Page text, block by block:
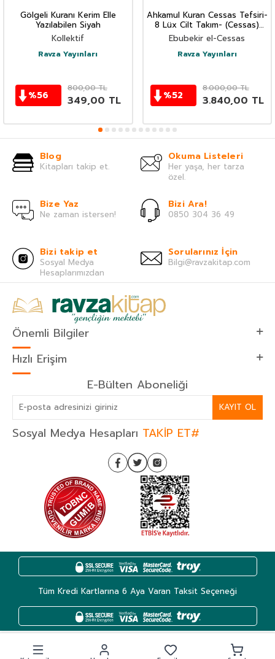
Gölgeli Kuranı Kerim Elle
Yazılabilen Siyah
Kollektif
Ravza Yayınları
%56
800,00TL
349,00 TL
Ahkamul Kuran Cessas Tefsiri-
8 Lüx Cilt Takım- (Cessas)
tefsiri
Ebubekir el-Cessas
Ravza Yayınları
%52
8.000,00TL
3.840,00 TL
Blog
Kitapları takip et.
Okuma Listeleri
Her yaşa, her tarza
özel.
Bize Yaz
Ne zaman istersen!
Bizi Ara!
0850 304 36 49
Bizi takip et
Sosyal Medya
Hesaplarımızdan
Sorularınız İçin
Bilgi@ravzakitap.com
Önemli Bilgiler
Hızlı Erişim
E-Bülten Aboneliği
KAYIT OL
Sosyal Medya Hesapları TAKİP ET#
Tüm Kredi Kartlarına 6 Aya Varan Taksit Seçeneği